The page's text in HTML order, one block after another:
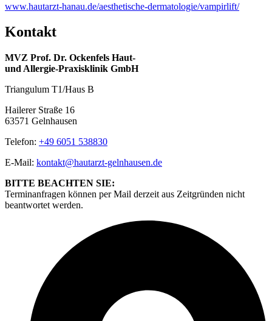
www.hautarzt-hanau.de/aesthetische-dermatologie/vampirlift/
Kontakt
MVZ Prof. Dr. Ockenfels Haut-
und Allergie-Praxisklinik GmbH
Triangulum T1/Haus B
Hailerer Straße 16
63571 Gelnhausen
Telefon: +49 6051 538830
E-Mail: kontakt@hautarzt-gelnhausen.de
BITTE BEACHTEN SIE:
Terminanfragen können per Mail derzeit aus Zeitgründen nicht
beantwortet werden.